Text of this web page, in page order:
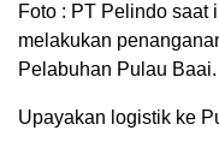
Foto : PT Pelindo saat
melakukan
Pelabuhan Pulau Baai.
Upayakan logistik ke